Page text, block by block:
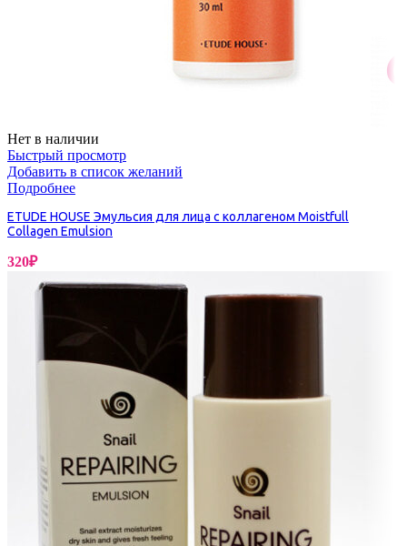
Нет в наличии
Быстрый просмотр
Добавить в список желаний
Подробнее
ETUDE HOUSE Эмульсия для лица с коллагеном Moistfull
Collagen Emulsion
320₽